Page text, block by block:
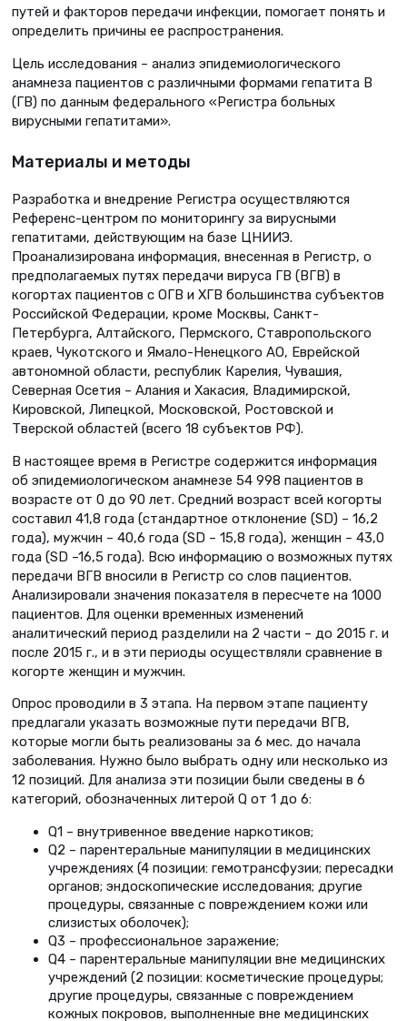
путей и факторов передачи инфекции, помогает понять и
определить причины ее распространения.
Цель исследования – анализ эпидемиологического
анамнеза пациентов с различными формами гепатита В
(ГВ) по данным федерального «Регистра больных
вирусными гепатитами».
Материалы и методы
Разработка и внедрение Регистра осуществляются
Референс-центром по мониторингу за вирусными
гепатитами, действующим на базе ЦНИИЭ.
Проанализирована информация, внесенная в Регистр, о
предполагаемых путях передачи вируса ГВ (ВГВ) в
когортах пациентов с ОГВ и ХГВ большинства субъектов
Российской Федерации, кроме Москвы, Санкт-
Петербурга, Алтайского, Пермского, Ставропольского
краев, Чукотского и Ямало-Ненецкого АО, Еврейской
автономной области, республик Карелия, Чувашия,
Северная Осетия – Алания и Хакасия, Владимирской,
Кировской, Липецкой, Московской, Ростовской и
Тверской областей (всего 18 субъектов РФ).
В настоящее время в Регистре содержится информация
об эпидемиологическом анамнезе 54 998 пациентов в
возрасте от 0 до 90 лет. Средний возраст всей когорты
составил 41,8 года (стандартное отклонение (SD) – 16,2
года), мужчин – 40,6 года (SD – 15,8 года), женщин – 43,0
года (SD –16,5 года). Всю информацию о возможных путях
передачи ВГВ вносили в Регистр со слов пациентов.
Анализировали значения показателя в пересчете на 1000
пациентов. Для оценки временных изменений
аналитический период разделили на 2 части – до 2015 г. и
после 2015 г., и в эти периоды осуществляли сравнение в
когорте женщин и мужчин.
Опрос проводили в 3 этапа. На первом этапе пациенту
предлагали указать возможные пути передачи ВГВ,
которые могли быть реализованы за 6 мес. до начала
заболевания. Нужно было выбрать одну или несколько из
12 позиций. Для анализа эти позиции были сведены в 6
категорий, обозначенных литерой Q от 1 до 6:
Q1 – внутривенное введение наркотиков;
Q2 – парентеральные манипуляции в медицинских
учреждениях (4 позиции: гемотрансфузии; пересадки
органов; эндоскопические исследования; другие
процедуры, связанные с повреждением кожи или
слизистых оболочек);
Q3 – профессиональное заражение;
Q4 – парентеральные манипуляции вне медицинских
учреждений (2 позиции: косметические процедуры;
другие процедуры, связанные с повреждением
кожных покровов, выполненные вне медицинских